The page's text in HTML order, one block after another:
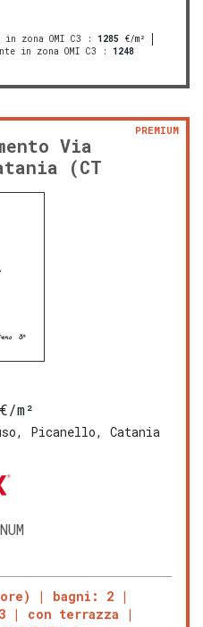
zona OMI C3 : 1285 €/m²
in zona OMI C3 : 1248
Via
(CT
PREMIUM
m²
Picanello, Catania
bagni: 2
con terrazza